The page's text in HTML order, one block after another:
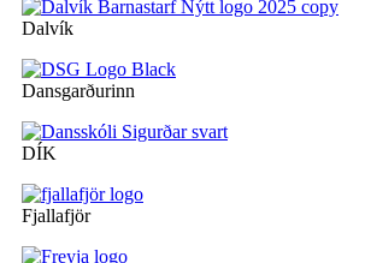
Dalvík
Dansgarðurinn
DÍK
Fjallafjör